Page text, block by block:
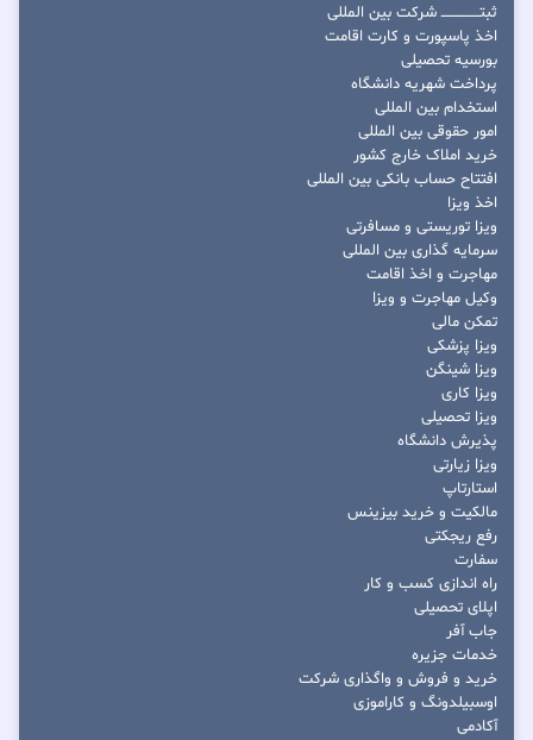
ثبتــــــــــــــــ شرکت بین المللی
اخذ پاسپورت و کارت اقامت
بورسیه تحصیلی
پرداخت شهریه دانشگاه
استخدام بین المللی
امور حقوقی بین المللی
خرید املاک خارج کشور
افتتاح حساب بانکی بین المللی
اخذ ویزا
ویزا توریستی و مسافرتی
سرمایه گذاری بین المللی
مهاجرت و اخذ اقامت
وکیل مهاجرت و ویزا
تمکن مالی
ویزا پزشکی
ویزا شینگن
ویزا کاری
ویزا تحصیلی
پذیرش دانشگاه
ویزا زیارتی
استارتاپ
مالکیت و خرید بیزینس
رفع ریجکتی
سفارت
راه اندازی کسب و کار
اپلای تحصیلی
جاب آفر
خدمات جزیره
خرید و فروش و واگذاری شرکت
اوسبیلدونگ و کاراموزی
آکادمی